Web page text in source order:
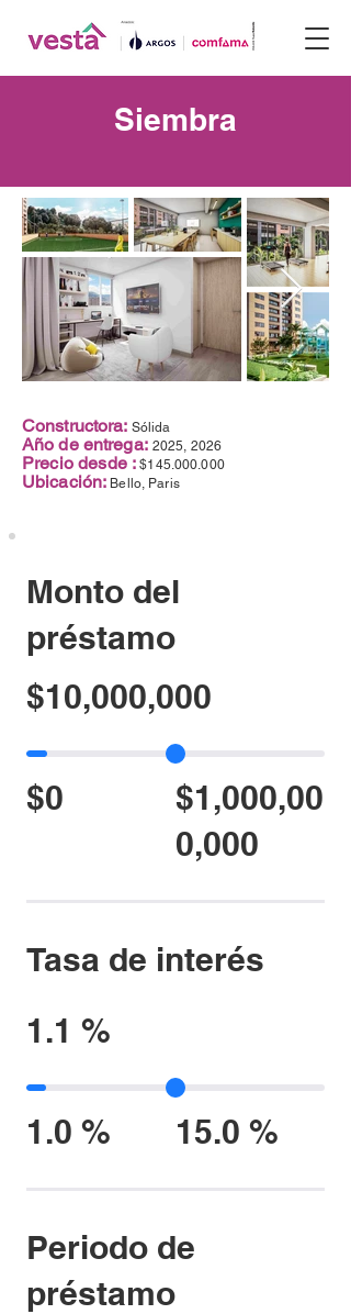
Siembra
Constructora: Sólida
Año de entrega: 2025, 2026
Precio desde : $145.000.000
Ubicación: Bello, Paris
Monto del
préstamo
$0
$1,000,00
0,000
$10,000,000
Tasa de interés
1.1 %
1.0 % 15.0 %
Periodo de
préstamo